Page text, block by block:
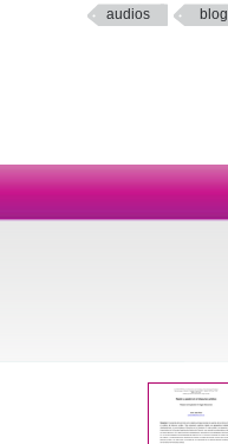
audios blog